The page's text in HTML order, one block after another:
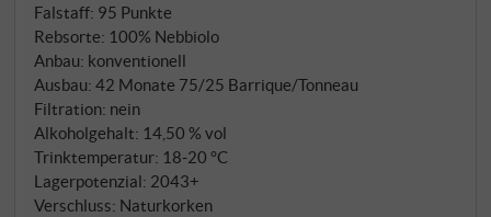
Falstaff: 95 Punkte
Rebsorte: 100% Nebbiolo
Anbau: konventionell
Ausbau: 42 Monate 75/25 Barrique/Tonneau
Filtration: nein
Alkoholgehalt: 14,50 % vol
Trinktemperatur: 18‑20 °C
Lagerpotenzial: 2043+
Verschluss: Naturkorken